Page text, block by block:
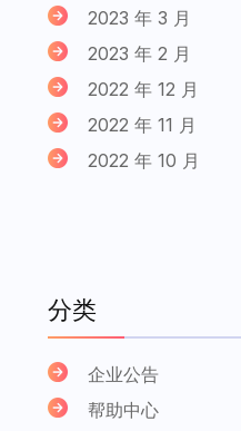
2023 年 3 月
2023 年 2 月
2022 年 12 月
2022 年 11 月
2022 年 10 月
分类
企业公告
帮助中心